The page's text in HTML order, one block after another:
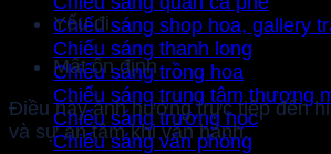
Chiếu sáng shop hoa, gallery
Chiếu sáng thanh long
Chiếu sáng trồng hoa
Chiếu sáng trung tâm thương
Chiếu sáng trường học
Chiếu sáng văn phòng
Yếu đi
Mất ổn định
Điều này ảnh hưởng trực tiếp đến
và sự an tâm khi vận hành.